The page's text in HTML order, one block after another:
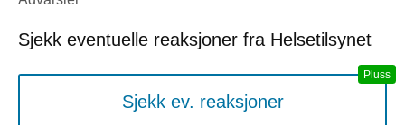
Sjekk eventuelle reaksjoner fra Helsetilsynet
Sjekk ev. reaksjoner